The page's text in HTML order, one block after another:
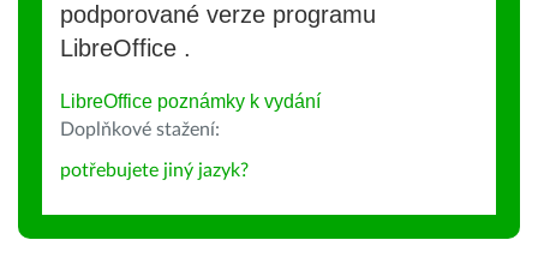
podporované verze programu
LibreOffice .
LibreOffice poznámky k vydání
Doplňkové stažení:
potřebujete jiný jazyk?